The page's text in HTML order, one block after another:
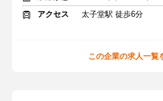
アクセス
太子堂駅 徒歩6分
この企業の求人一覧